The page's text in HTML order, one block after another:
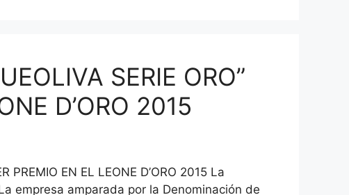
SERIE ORO”
D’ORO 2015
PREMIO EN EL LEONE D’ORO 2015 La
empresa amparada por la Denominación de